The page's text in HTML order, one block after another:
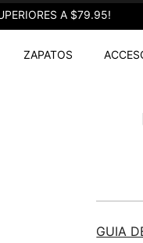
A $79.95!
ZAPATOS
GUIA